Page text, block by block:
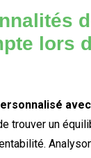
lors
trouver un